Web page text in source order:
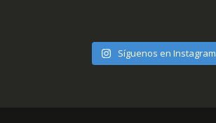
Síguenos en Instagram